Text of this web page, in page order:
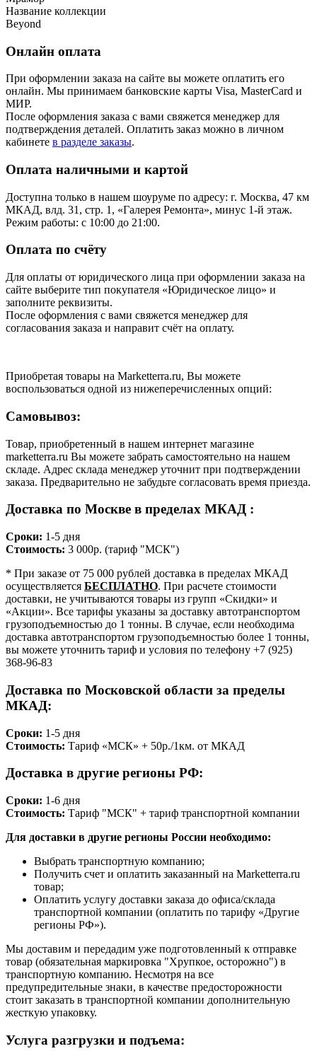
Название коллекции
Beyond
Онлайн оплата
При оформлении заказа на сайте вы можете оплатить его
онлайн. Мы принимаем банковские карты Visa, MasterCard и
МИР.
После оформления заказа с вами свяжется менеджер для
подтверждения деталей. Оплатить заказ можно в личном
кабинете в разделе заказы.
Оплата наличными и картой
Доступна только в нашем шоуруме по адресу: г. Москва, 47 км
МКАД, влд. 31, стр. 1, «Галерея Ремонта», минус 1‑й этаж.
Режим работы: с 10:00 до 21:00.
Оплата по счёту
Для оплаты от юридического лица при оформлении заказа на
сайте выберите тип покупателя «Юридическое лицо» и
заполните реквизиты.
После оформления с вами свяжется менеджер для
согласования заказа и направит счёт на оплату.
Приобретая товары на Marketterra.ru, Вы можете
воспользоваться одной из нижеперечисленных опций:
Самовывоз:
Товар, приобретенный в нашем интернет магазине
marketterra.ru Вы можете забрать самостоятельно на нашем
складе. Адрес склада менеджер уточнит при подтверждении
заказа. Предварительно не забудьте согласовать время приезда.
Доставка по Москве в пределах МКАД :
Сроки: 1-5 дня
Стоимость: 3 000р. (тариф "МСК")
* При заказе от 75 000 рублей доставка в пределах МКАД
осуществляется БЕСПЛАТНО. При расчете стоимости
доставки, не учитываются товары из групп «Скидки» и
«Акции». Все тарифы указаны за доставку автотранспортом
грузоподъемностью до 1 тонны. В случае, если необходима
доставка автотранспортом грузоподъемностью более 1 тонны,
вы можете уточнить тариф и условия по телефону +7 (925)
368-96-83
Доставка по Московской области за пределы
МКАД:
Сроки: 1-5 дня
Стоимость: Тариф «МСК» + 50р./1км. от МКАД
Доставка в другие регионы РФ:
Сроки: 1-6 дня
Стоимость: Тариф "МСК" + тариф транспортной компании
Для доставки в другие регионы России необходимо:
Выбрать транспортную компанию;
Получить счет и оплатить заказанный на Marketterra.ru
товар;
Оплатить услугу доставки заказа до офиса/склада
транспортной компании (оплатить по тарифу «Другие
регионы РФ»).
Мы доставим и передадим уже подготовленный к отправке
товар (обязательная маркировка "Хрупкое, осторожно") в
транспортную компанию. Несмотря на все
предупредительные знаки, в качестве предосторожности
стоит заказать в транспортной компании дополнительную
жесткую упаковку.
Услуга разгрузки и подъема: